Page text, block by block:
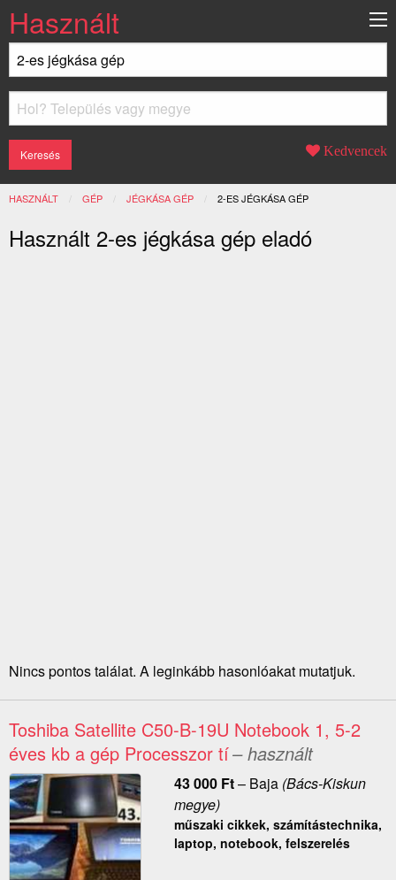
Használt
Kedvencek
HASZNÁLT GÉP JÉGKÁSA GÉP JELENLEGI:
2-ES JÉGKÁSA GÉP
Használt 2-es jégkása gép eladó
Nincs pontos találat. A leginkább hasonlóakat mutatjuk.
Toshiba Satellite C50-B-19U Notebook 1, 5-2
éves kb a gép Processzor tí– használt
43 000 Ft– Baja(Bács-Kiskun
megye)
műszaki cikkek, számítástechnika,
laptop, notebook, felszerelés